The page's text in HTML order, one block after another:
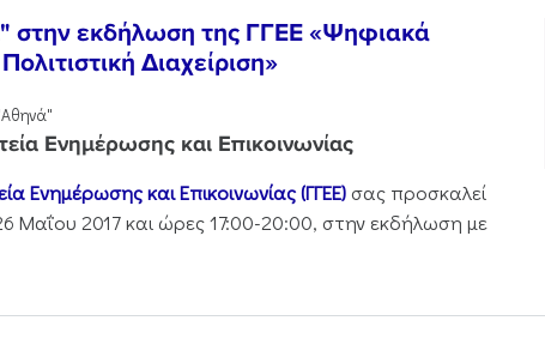
στην εκδήλωση της ΓΓΕΕ «Ψηφιακά
Διαχείριση»
Ενημέρωσης και Επικοινωνίας
Ενημέρωσης και Επικοινωνίας (ΓΓΕΕ) σας προσκαλεί
Μαΐου 2017 και ώρες 17:00-20:00, στην εκδήλωση με